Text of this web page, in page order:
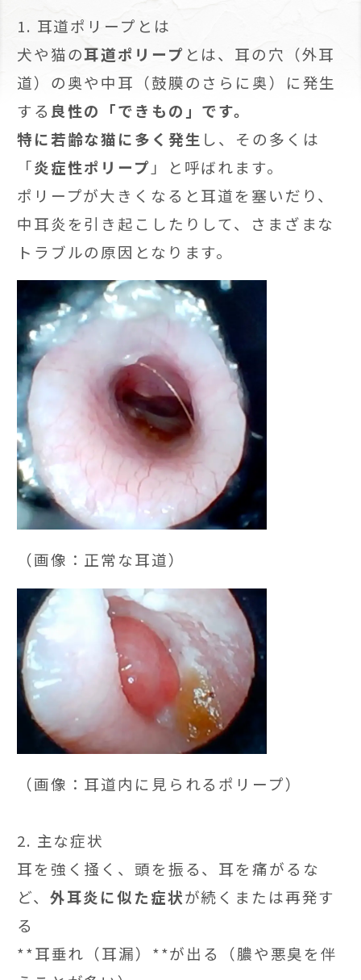
1. 耳道ポリープとは
犬や猫の耳道ポリープ とは、耳の穴（外耳
道）の奥や中耳（鼓膜のさらに奥）に発生
する 良性の「できもの」です。
特に若齢な猫に多く発生 し、その多くは
「炎症性ポリープ 」と呼ばれます。
ポリープが大きくなると耳道を塞いだり、
中耳炎を引き起こしたりして、さまざまな
トラブルの原因となります。
（画像：正常な耳道）
（画像：耳道内に見られるポリープ）
2. 主な症状
耳を強く掻く、頭を振る、耳を痛がるな
ど、 外耳炎に似た症状が続くまたは再発す
る
**耳垂れ（耳漏）**が出る（膿や悪臭を伴